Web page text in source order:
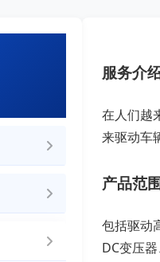
服务介
在人们越
来驱动车
产品范
包括驱动
DC变压